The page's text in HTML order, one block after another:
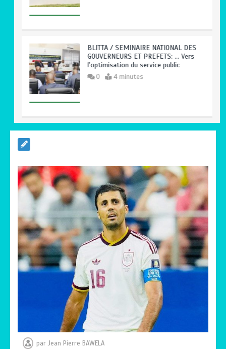
BLITTA / SEMINAIRE NATIONAL DES
GOUVERNEURS ET PREFETS: … Vers
l’optimisation du service public
0 4 minutes
0 5 minutes
TRANSFORMATION SOCIALE :
L’importance pour le Togo d’avoir une
Feuille de route
5 minutes
TOGO : Sauver la mère devient un
indicateur de civilisation
0
4 minutes
par Jean Pierre BAWELA